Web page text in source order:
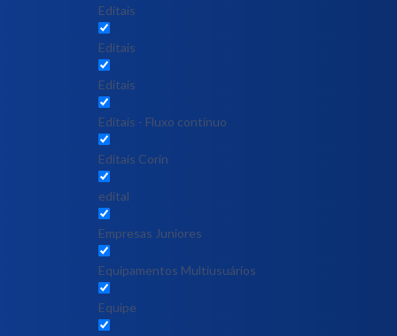
Editais
Editais
Editais
Editais - Fluxo contínuo
Editais Corin
edital
Empresas Juniores
Equipamentos Multiusuários
Equipe